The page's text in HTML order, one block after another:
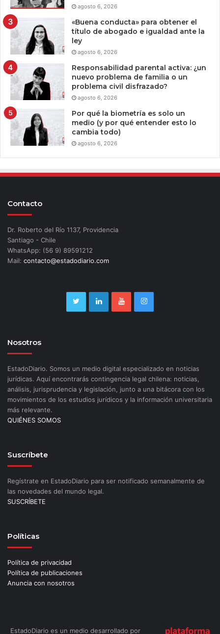
agosto 6, 2026
«Buena conducta» para obtener el
título de abogado e igualdad ante la
ley
agosto 6, 2026
Responsabilidad parental activa: ¿un
nuevo problema de familia o un
problema civil disfrazado?
agosto 6, 2026
Por qué la biometría es solo un
medio (y por qué entender esto lo
cambia todo)
agosto 6, 2026
Contacto
Dr. Roberto del Río 1137, Providencia
Santiago - Chile
WhatsApp: (56 9) 89591212
Mail: contacto@estadodiario.com
Nosotros
EstadoDiario. Somos un medio digital especializado en noticias
jurídicas. Aquí encontrarás contingencia legal chilena: noticias,
análisis, jurisprudencia y legislación, junto a una bitácora con los
movimientos de los estudios jurídicos y la información universitaria
más relevante.
QUIÉNES SOMOS
Suscríbete
Regístrate en EstadoDiario para ser notificado semanalmente de
las novedades del mundo legal.
SUSCRÍBETE
Políticas
Política de privacidad
Política de publicaciones
Anuncia con nosotros
EstadoDiario es un medio desarrollado por